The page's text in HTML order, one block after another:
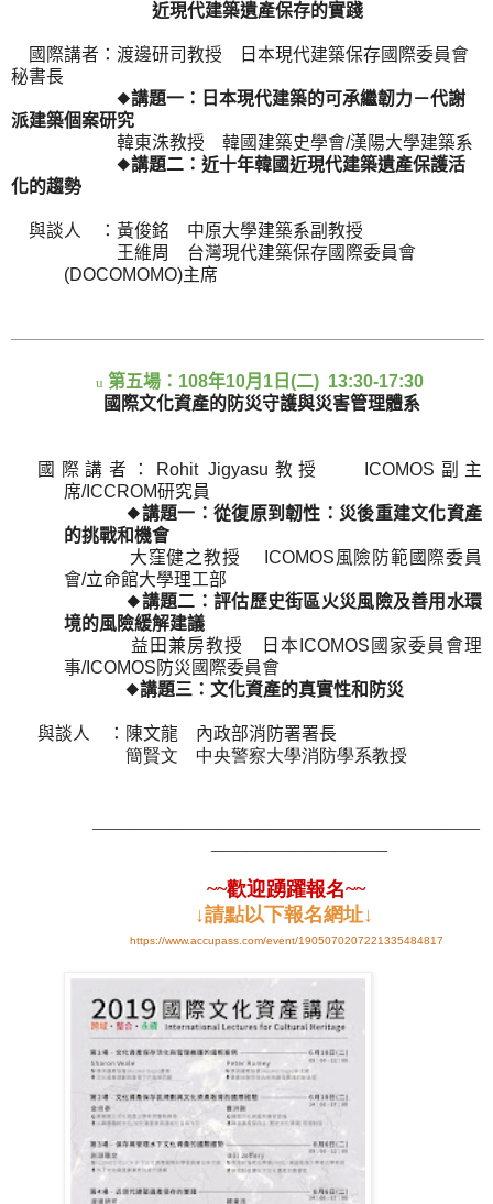
近現代建築遺產保存的實踐
國際講者： 渡邊研司教授 日本現代建築保存國際委員會
秘書長
◆講題一：日本現代建築的可承繼韌力－代謝
派建築個案研究
韓東洙教授 韓國建築史學會/漢陽大學建築系
◆講題二：近十年韓國近現代建築遺產保護活
化的趨勢
與談人 ：黃俊銘 中原大學建築系副教授
王維周 台灣現代建築保存國際委員會
(DOCOMOMO)主席
u 第五場： 108年10月 1 日 (二) 13:30-17:30
國際文化資產的防災守護與災害管理體系
國際講者： Rohit Jigyasu 教授 ICOMOS 副主
席/ICCROM研究員
◆講題一：從復原到韌性：災後重建文化資產
的挑戰和機會
大窪健之教授
ICOMOS風險防範國際委員
會/立命館大學理工部
◆講題二：評估歷史街區火災風險及善用水環
境的風險緩解建議
益田兼房教授 日本 ICOMOS 國家委員會理
事/ICOMOS 防災國際委員會
◆講題三：文化資產的真實性和防災
與談人 ：陳文龍 內政部消防署署長
簡賢文 中央警察大學消防學系教授
~~歡迎踴躍報名~~
↓請點以下報名網址↓
https://www.accupass.com/event/1905070207221335484817